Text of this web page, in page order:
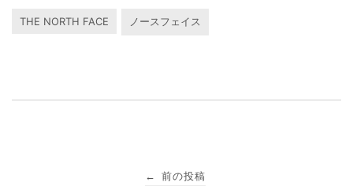
THE NORTH FACE ノースフェイス
← 前の投稿